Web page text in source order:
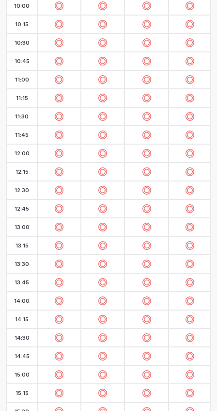
10:00
10:15
10:30
10:45
11:00
11:15
11:30
11:45
12:00
12:15
12:30
12:45
13:00
13:15
13:30
13:45
14:00
14:15
14:30
14:45
15:00
15:15